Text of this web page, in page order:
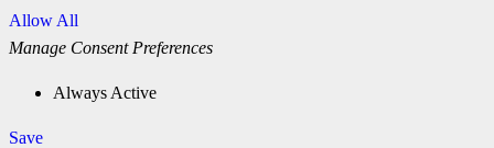
Allow All
Manage Consent Preferences
Always Active
Save